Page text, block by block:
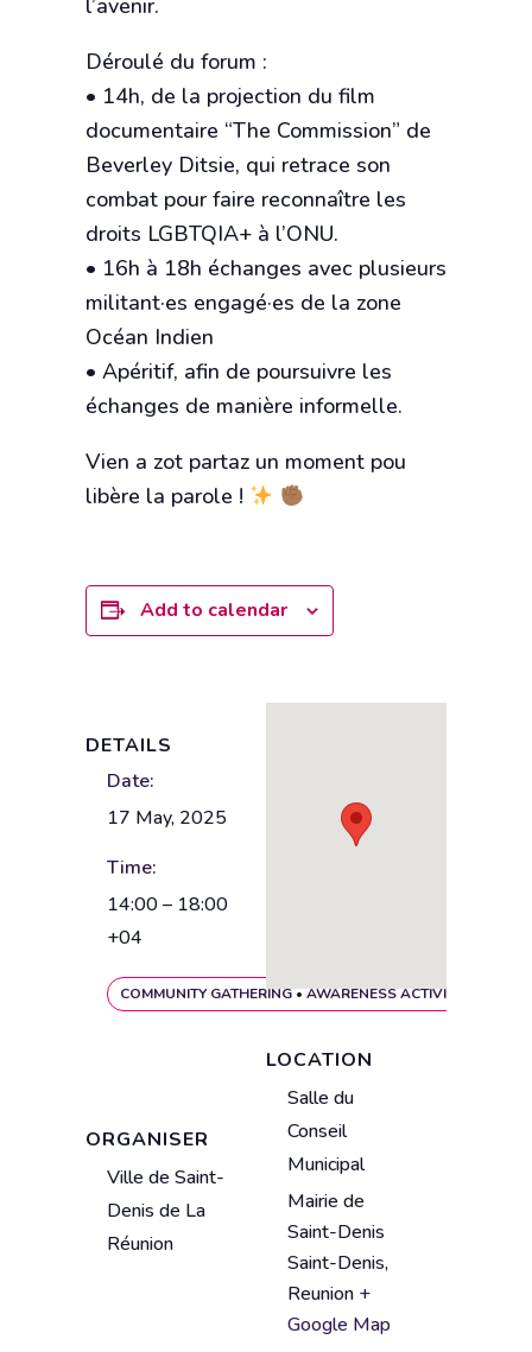
l’avenir.
Déroulé du forum :
• 14h, de la projection du film
documentaire “The Commission” de
Beverley Ditsie, qui retrace son
combat pour faire reconnaître les
droits LGBTQIA+ à l’ONU.
• 16h à 18h échanges avec plusieurs
militant·es engagé·es de la zone
Océan Indien
• Apéritif, afin de poursuivre les
échanges de manière informelle.
Vien a zot partaz un moment pou
libère la parole !
Add to calendar
DETAILS
Date:
17 May, 2025
Time:
14:00 – 18:00
+04
COMMUNITY GATHERING•AWARENESS ACTIVITY
ORGANISER
Ville de Saint-
Denis de La
Réunion
LOCATION
V
e
n
e
n
a
m
e
Salle du
Conseil
Municipal
A
r
e
Mairie de
Saint-Denis
Saint-Denis,
Reunion +
Google Map